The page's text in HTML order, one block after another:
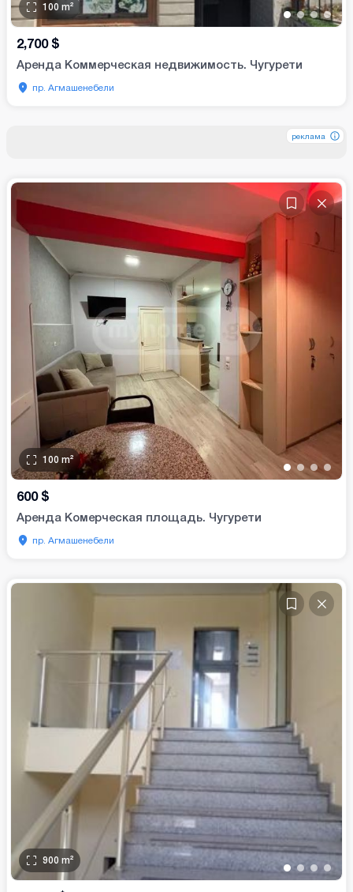
••••
100 m²
2,700 $
Аренда Коммерческая недвижимость. Чугурети
пр. Агмашенебели
••• •
100 m²
600 $
Аренда Комерческая площадь. Чугурети
пр. Агмашенебели
реклама
реклама
реклама
••• •
900 m²